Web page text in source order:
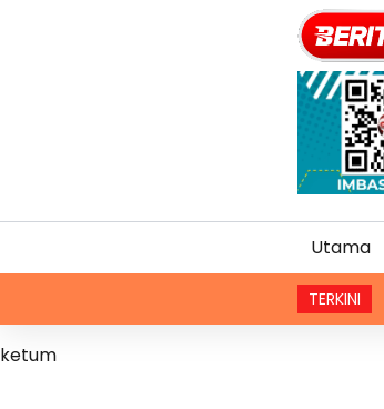
Utama
TERKINI
ketum